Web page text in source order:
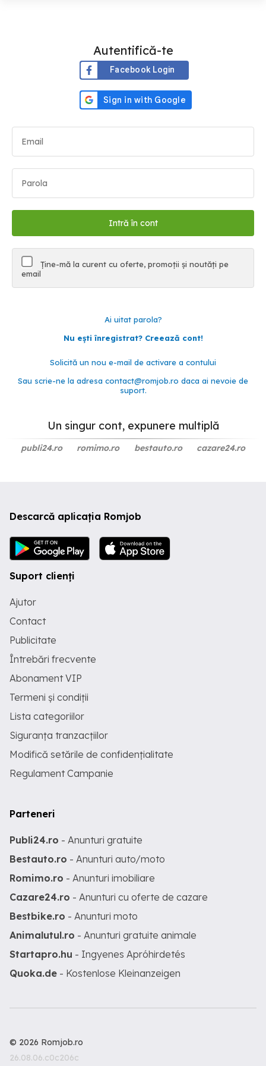
Autentifică-te
Facebook Login
Ține-mă la curent cu oferte, promoții și noutăți pe
email
Ai uitat parola?
Nu ești înregistrat? Creează cont!
Solicită un nou e-mail de activare a contului
Sau scrie-ne la adresa contact@romjob.ro daca ai nevoie de
suport.
Un singur cont, expunere multiplă
publi24.ro romimo.ro bestauto.ro cazare24.ro
Descarcă aplicația Romjob
Suport clienți
Ajutor
Contact
Publicitate
Întrebări frecvente
Abonament VIP
Termeni și condiții
Lista categoriilor
Siguranța tranzacțiilor
Modifică setările de confidențialitate
Regulament Campanie
Parteneri
Publi24.ro - Anunturi gratuite
Bestauto.ro - Anunturi auto/moto
Romimo.ro - Anunturi imobiliare
Cazare24.ro - Anunturi cu oferte de cazare
Bestbike.ro - Anunturi moto
Animalutul.ro - Anunturi gratuite animale
Startapro.hu - Ingyenes Apróhirdetés
Quoka.de - Kostenlose Kleinanzeigen
© 2026 Romjob.ro
26.08.06.c0c206c